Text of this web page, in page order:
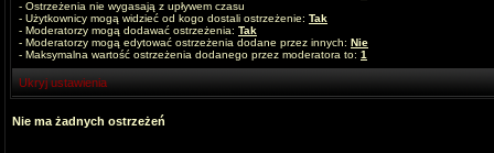
- Ostrzeżenia nie wygasają z upływem czasu
- Użytkownicy mogą widzieć od kogo dostali ostrzeżenie: Tak
- Moderatorzy mogą dodawać ostrzeżenia: Tak
- Moderatorzy mogą edytować ostrzeżenia dodane przez innych: Nie
- Maksymalna wartość ostrzeżenia dodanego przez moderatora to: 1
Ukryj ustawienia
Nie ma żadnych ostrzeżeń